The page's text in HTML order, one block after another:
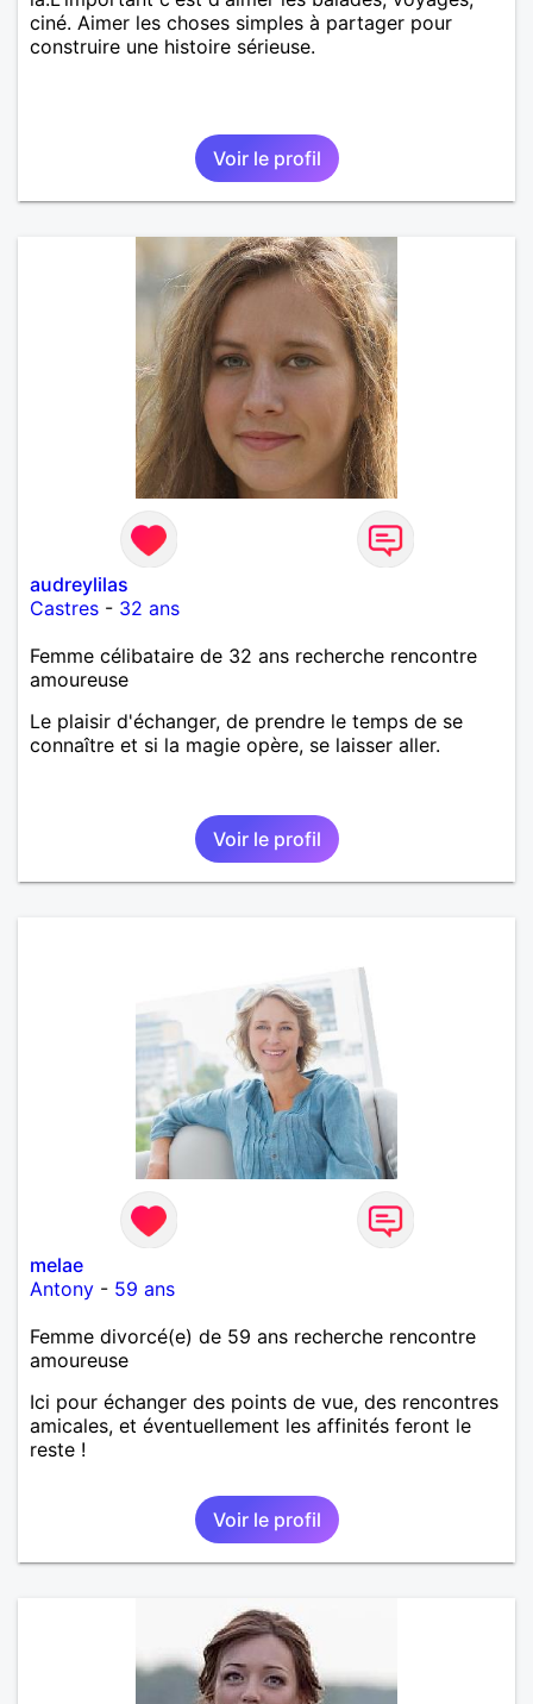
ciné. Aimer les choses simples à partager pour
construire une histoire sérieuse.
Voir le profil
audreylilas
Castres - 32 ans
Femme célibataire de 32 ans recherche rencontre
amoureuse
Le plaisir d'échanger, de prendre le temps de se
connaître et si la magie opère, se laisser aller.
Voir le profil
melae
Antony - 59 ans
Femme divorcé(e) de 59 ans recherche rencontre
amoureuse
Ici pour échanger des points de vue, des rencontres
amicales, et éventuellement les affinités feront le
reste !
Voir le profil